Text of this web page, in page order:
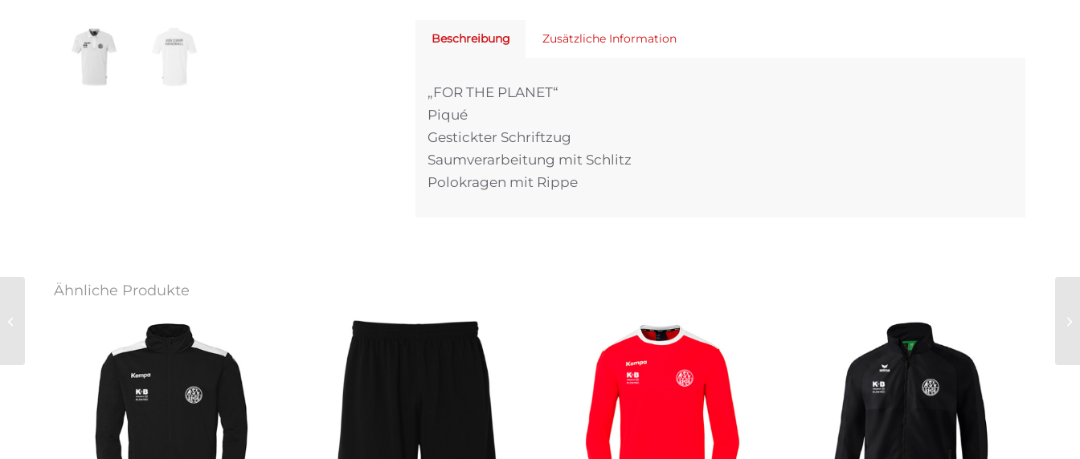
Beschreibung Zusätzliche Information
„FOR THE PLANET“
Piqué
Gestickter Schriftzug
Saumverarbeitung mit Schlitz
Polokragen mit Rippe
Ähnliche Produkte